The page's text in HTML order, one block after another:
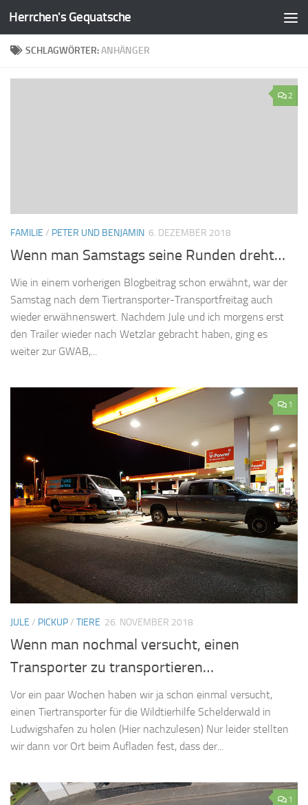
Zum Inhalt springen
Herrchen's Gequatsche
SCHLAGWÖRTER:ANHÄNGER
2
FAMILIE / PETER UND BENJAMIN 6. DEZEMBER 2018
Wenn man Samstags seine Runden dreht…
Wie in einem vorherigen Blogbeitrag schon erwähnt, war der
Samstag nach dem Tiertransporter-Transportfreitag auch
wieder erwähnenswert. Nachdem Jule und ich morgens erst
den Trailer wieder nach Wetzlar gebracht haben, ging es
weiter zur GWAB,...
1
JULE / PICKUP/ TIERE 26. NOVEMBER 2018
Wenn man nochmal versucht, einen
Transporter zu transportieren…
Vor ein paar Wochen haben wir ja schon einmal versucht,
einen Tiertransporter für die Wildtierhilfe Schelderwald in
Ludwigshafen zu holen (Hier nachzulesen) Nur leider stellten
wir dann vor Ort beim Aufladen fest, dass der...
1